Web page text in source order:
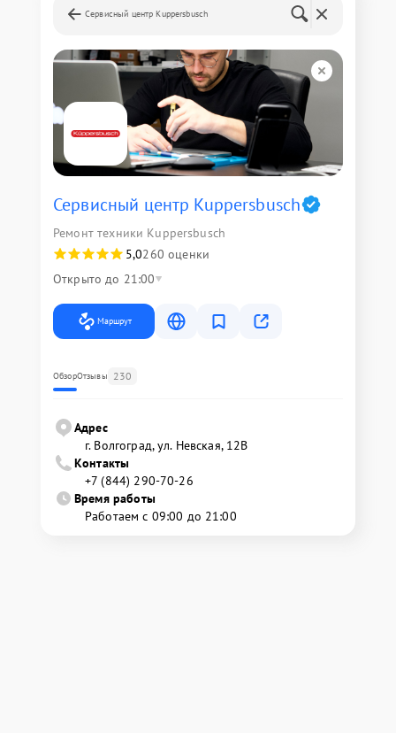
Сервисный центр Kuppersbusch
Сервисный центр Kuppersbusch
Ремонт техники Kuppersbusch
5,0260 оценки
Открыто до 21:00
Маршрут
ОбзорОтзывы 230
Адрес
г. Волгоград, ул. Невская, 12В
Контакты
+7 (844) 290-70-26
Время работы
Работаем с 09:00 до 21:00